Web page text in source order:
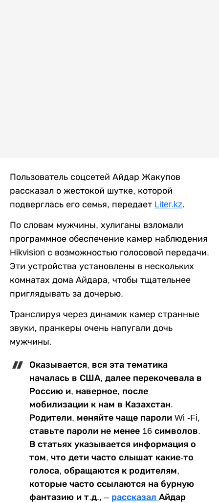
Пользователь соцсетей Айдар Жакупов
рассказал о жестокой шутке, которой
подверглась его семья, передает Liter.kz.
По словам мужчины, хулиганы взломали
программное обеспечение камер наблюдения
Hikvision с возможностью голосовой передачи.
Эти устройства установлены в нескольких
комнатах дома Айдара, чтобы тщательнее
приглядывать за дочерью.
Транслируя через динамик камер странные
звуки, пранкеры очень напугали дочь
мужчины.
Оказывается, вся эта тематика
началась в США, далее перекочевала в
Россию и, наверное, после
мобилизации к нам в Казахстан.
Родители, меняйте чаще пароли Wi -Fi,
ставьте пароли не менее 16 символов.
В статьях указывается информация о
том, что дети часто слышат какие-то
голоса, обращаются к родителям,
которые часто ссылаются на бурную
фантазию и т.д., – рассказал Айдар